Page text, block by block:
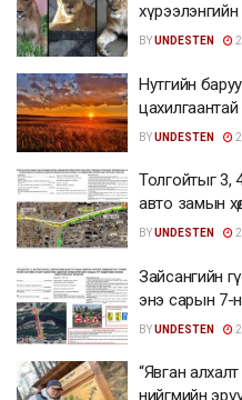
BYUNDESTEN
Нутгийн
BYUNDESTEN
Толгойтыг 3,
авто замын
BYUNDESTEN
Зайсангийн
энэ сарын 7-
BYUNDESTEN
“Явган
нийгмийн